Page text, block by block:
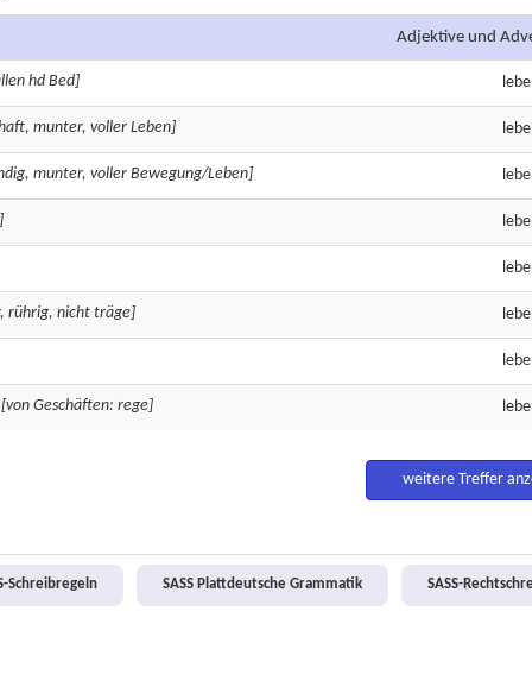
Adjektive und
hd Bed]
munter, voller Leben]
munter, voller Bewegung/Leben]
rührig, nicht träge]
[von Geschäften: rege]
weitere Treffer
Schreibregeln SASS Plattdeutsche Grammatik
SASS-